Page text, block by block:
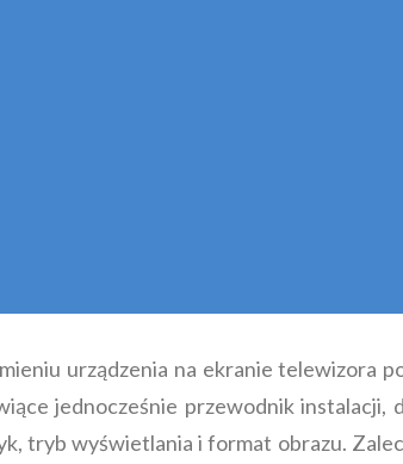
urządzenia na ekranie telewizora
jednocześnie przewodnik instalacji,
tryb wyświetlania i format obrazu.